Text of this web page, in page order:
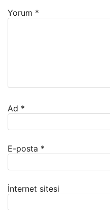
Yorum *
Ad *
E-posta *
İnternet sitesi